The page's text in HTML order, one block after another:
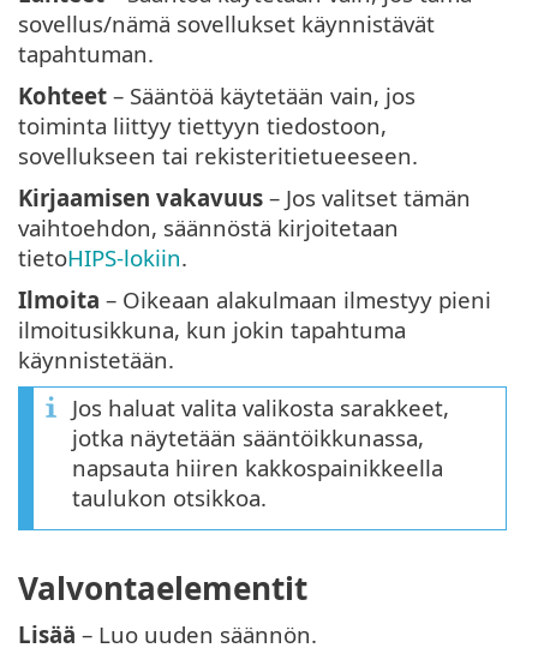
sovellus/nämä sovellukset käynnistävät
tapahtuman.
Kohteet – Sääntöä käytetään vain, jos
toiminta liittyy tiettyyn tiedostoon,
sovellukseen tai rekisteritietueeseen.
Kirjaamisen vakavuus – Jos valitset tämän
vaihtoehdon, säännöstä kirjoitetaan
tietoHIPS-lokiin.
Ilmoita – Oikeaan alakulmaan ilmestyy pieni
ilmoitusikkuna, kun jokin tapahtuma
käynnistetään.
Jos haluat valita valikosta sarakkeet,
jotka näytetään sääntöikkunassa,
napsauta hiiren kakkospainikkeella
taulukon otsikkoa.
Valvontaelementit
Lisää – Luo uuden säännön.